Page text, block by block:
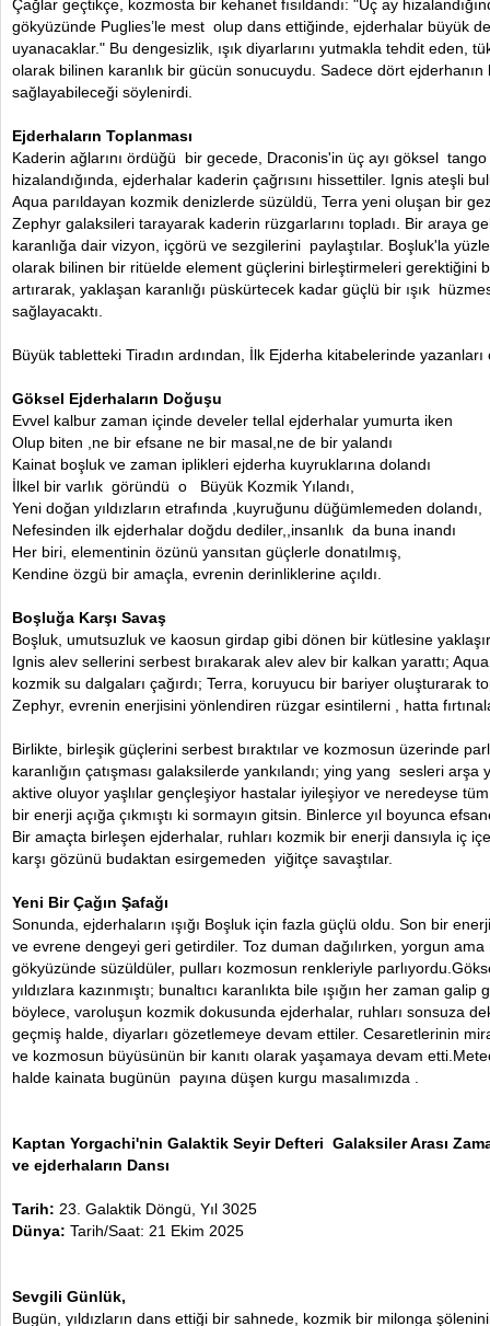
Çağlar geçtikçe, kozmosta bir kehanet fısıldandı: "Üç ay
gökyüzünde Puglies’le mest olup dans ettiğinde, ejderhalar büyük
uyanacaklar." Bu dengesizlik, ışık diyarlarını yutmakla tehdit eden,
olarak bilinen karanlık bir gücün sonucuydu. Sadece dört
sağlayabileceği söylenirdi.
Ejderhaların Toplanması
Kaderin ağlarını ördüğü bir gecede, Draconis'in üç ayı göksel
hizalandığında, ejderhalar kaderin çağrısını hissettiler. Ignis ateşli
Aqua parıldayan kozmik denizlerde süzüldü, Terra yeni oluşan bir
Zephyr galaksileri tarayarak kaderin rüzgarlarını topladı. Bir araya
karanlığa dair vizyon, içgörü ve sezgilerini paylaştılar. Boşluk'la
olarak bilinen bir ritüelde element güçlerini birleştirmeleri gerektiğini
artırarak, yaklaşan karanlığı püskürtecek kadar güçlü bir ışık
sağlayacaktı.
Büyük tabletteki Tiradın ardından, İlk Ejderha kitabelerinde yazanları
Göksel Ejderhaların Doğuşu
Evvel kalbur zaman içinde develer tellal ejderhalar yumurta iken
Olup biten ,ne bir efsane ne bir masal,ne de bir yalandı
Kainat boşluk ve zaman iplikleri ejderha kuyruklarına dolandı
İlkel bir varlık göründü o Büyük Kozmik Yılandı,
Yeni doğan yıldızların etrafında ,kuyruğunu düğümlemeden dolandı,
Nefesinden ilk ejderhalar doğdu dediler,,insanlık da buna inandı
Her biri, elementinin özünü yansıtan güçlerle donatılmış,
Kendine özgü bir amaçla, evrenin derinliklerine açıldı.
Boşluğa Karşı Savaş
Boşluk, umutsuzluk ve kaosun girdap gibi dönen bir kütlesine
Ignis alev sellerini serbest bırakarak alev alev bir kalkan yarattı; Aqua,
kozmik su dalgaları çağırdı; Terra, koruyucu bir bariyer oluşturarak
Zephyr, evrenin enerjisini yönlendiren rüzgar esintilerni , hatta
Birlikte, birleşik güçlerini serbest bıraktılar ve kozmosun üzerinde
karanlığın çatışması galaksilerde yankılandı; ying yang sesleri arşa
aktive oluyor yaşlılar gençleşiyor hastalar iyileşiyor ve neredeyse
bir enerji açığa çıkmıştı ki sormayın gitsin. Binlerce yıl boyunca
Bir amaçta birleşen ejderhalar, ruhları kozmik bir enerji dansıyla iç
karşı gözünü budaktan esirgemeden yiğitçe savaştılar.
Yeni Bir Çağın Şafağı
Sonunda, ejderhaların ışığı Boşluk için fazla güçlü oldu. Son bir
ve evrene dengeyi geri getirdiler. Toz duman dağılırken, yorgun
gökyüzünde süzüldüler, pulları kozmosun renkleriyle
yıldızlara kazınmıştı; bunaltıcı karanlıkta bile ışığın her zaman
böylece, varoluşun kozmik dokusunda ejderhalar, ruhları sonsuza
geçmiş halde, diyarları gözetlemeye devam ettiler. Cesaretlerinin
ve kozmosun büyüsünün bir kanıtı olarak yaşamaya devam
halde kainata bugünün payına düşen kurgu masalımızda .
Kaptan Yorgachi'nin Galaktik Seyir Defteri Galaksiler Arası
ve ejderhaların Dansı
Tarih: 23. Galaktik Döngü, Yıl 3025
Dünya: Tarih/Saat: 21 Ekim 2025
Sevgili Günlük,
Bugün, yıldızların dans ettiği bir sahnede, kozmik bir milonga